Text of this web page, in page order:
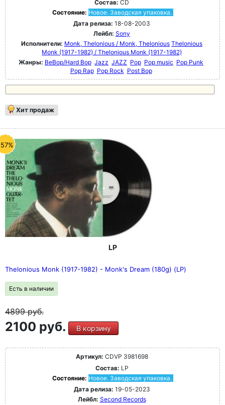
Состав: CD
Состояние: Новое. Заводская упаковка.
Дата релиза: 18-08-2003
Лейбл: Sony
Исполнители: Monk, Thelonious / Monk, Thelonious Thelonious
Monk (1917-1982) / Thelonious Monk (1917-1982)
Жанры: BeBop/Hard Bop Jazz JAZZ Pop Pop music Pop Punk
Pop Rap Pop Rock Post Bop
Хит продаж
LP
Thelonious Monk (1917-1982) - Monk's Dream (180g) (LP)
Есть в наличии
4899руб.
2100 руб. В корзину
Артикул: CDVP 3981698
Состав: LP
Состояние: Новое. Заводская упаковка.
Дата релиза: 19-05-2023
Лейбл: Second Records